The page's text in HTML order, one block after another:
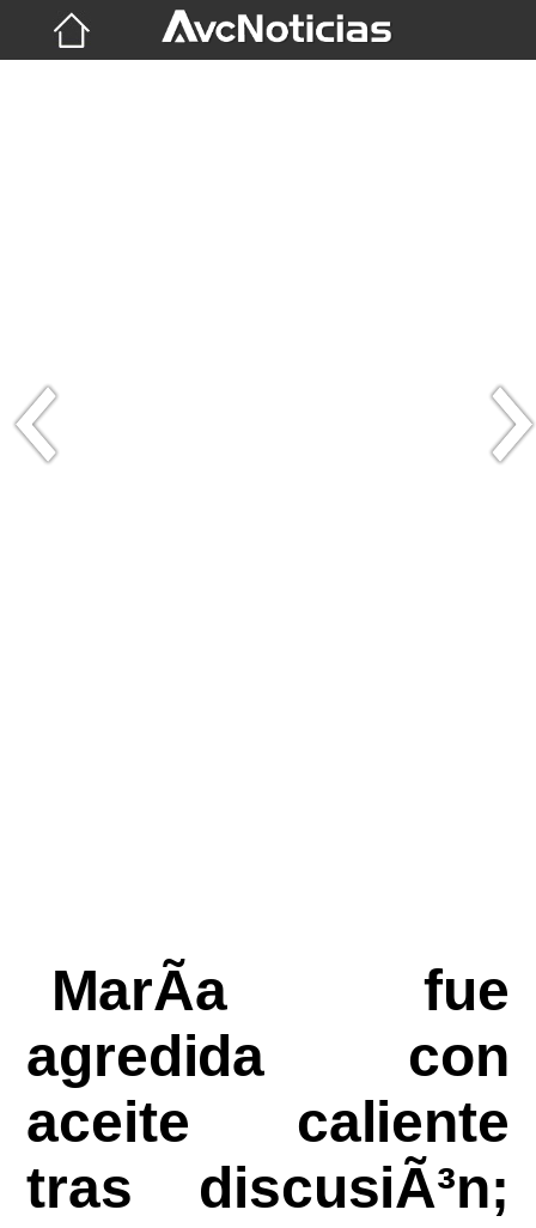
MarÃ­a fue
agredida con
aceite caliente
tras discusiÃ³n;